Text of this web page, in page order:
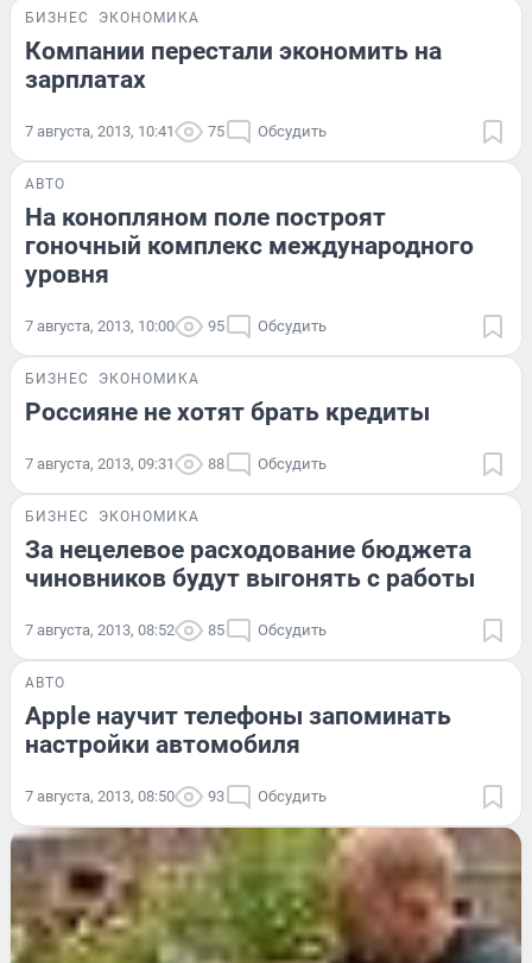
БИЗНЕС ЭКОНОМИКА
Компании перестали экономить на
зарплатах
7 августа, 2013, 10:41 75 Обсудить
АВТО
На конопляном поле построят
гоночный комплекс международного
уровня
7 августа, 2013, 10:00 95 Обсудить
БИЗНЕС ЭКОНОМИКА
Россияне не хотят брать кредиты
7 августа, 2013, 09:31 88 Обсудить
БИЗНЕС ЭКОНОМИКА
За нецелевое расходование бюджета
чиновников будут выгонять с работы
7 августа, 2013, 08:52 85 Обсудить
АВТО
Apple научит телефоны запоминать
настройки автомобиля
7 августа, 2013, 08:50 93 Обсудить